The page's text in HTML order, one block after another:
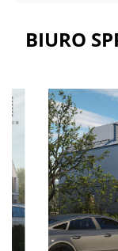
BIURO